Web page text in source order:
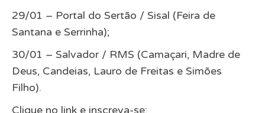
29/01 – Portal do Sertão / Sisal (Feira de
Santana e Serrinha);
30/01 – Salvador / RMS (Camaçari, Madre de
Deus, Candeias, Lauro de Freitas e Simões
Filho).
Clique no link e inscreva-se: